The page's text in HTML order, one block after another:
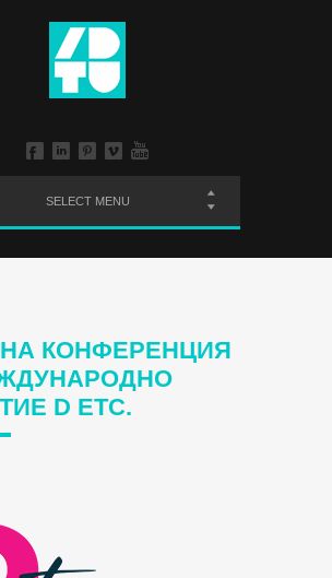
SELECT MENU
КОНФЕРЕНЦИЯ
D ETC.